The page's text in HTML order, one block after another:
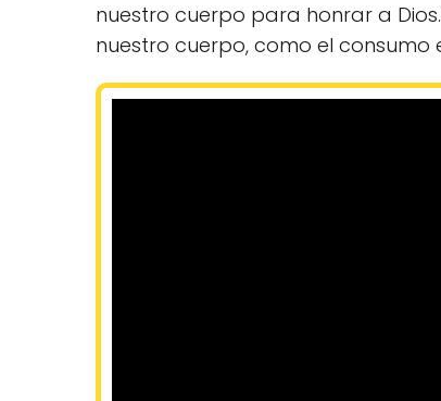
nuestro cuerpo para honrar a
nuestro cuerpo, como el consumo